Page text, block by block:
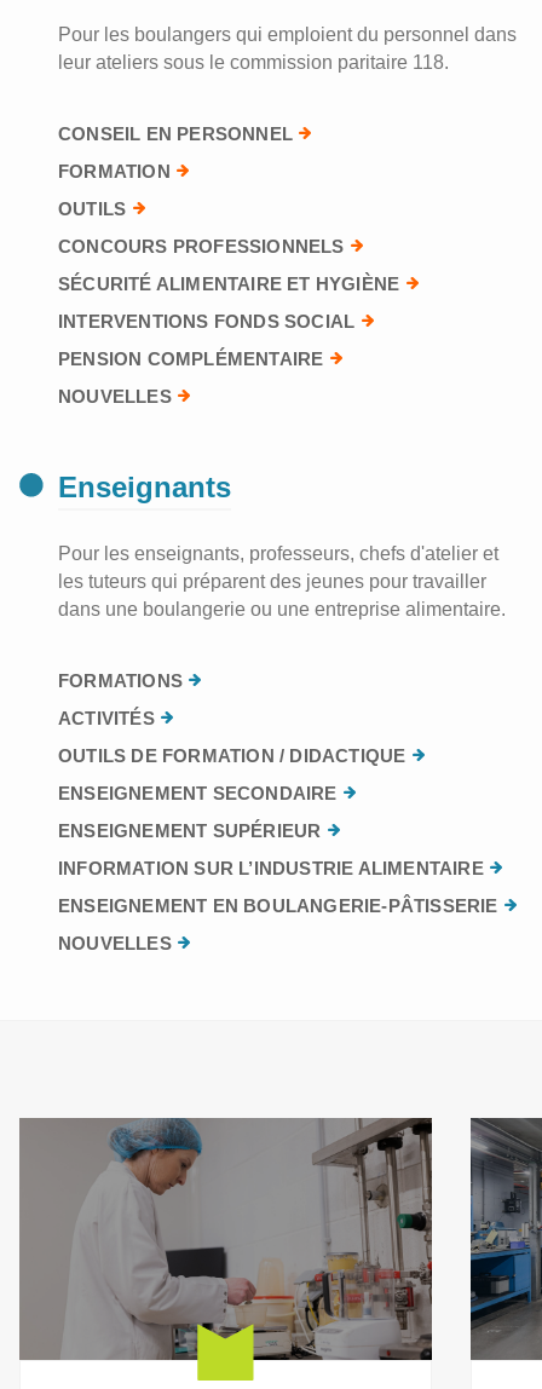
Pour les boulangers qui emploient du personnel dans
leur ateliers sous le commission paritaire 118.
CONSEIL EN PERSONNEL
FORMATION
OUTILS
CONCOURS PROFESSIONNELS
SÉCURITÉ ALIMENTAIRE ET HYGIÈNE
INTERVENTIONS FONDS SOCIAL
PENSION COMPLÉMENTAIRE
NOUVELLES
Enseignants
Pour les enseignants, professeurs, chefs d'atelier et
les tuteurs qui préparent des jeunes pour travailler
dans une boulangerie ou une entreprise alimentaire.
FORMATIONS
ACTIVITÉS
OUTILS DE FORMATION / DIDACTIQUE
ENSEIGNEMENT SECONDAIRE
ENSEIGNEMENT SUPÉRIEUR
INFORMATION SUR L’INDUSTRIE ALIMENTAIRE
ENSEIGNEMENT EN BOULANGERIE-PÂTISSERIE
NOUVELLES